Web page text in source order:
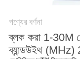
পণ্যের বর্ণনা
ব্লক করা 1-30M
ব্যান্ডউইথ